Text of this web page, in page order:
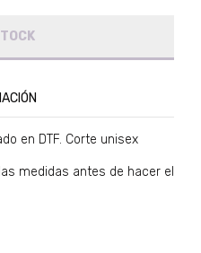
en DTF. Corte unisex
medidas antes de hacer el